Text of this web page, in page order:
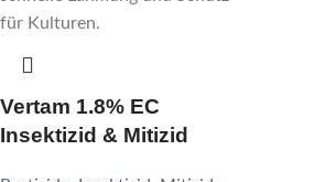
Vertam 1.8% EC
Insektizid & Mitizid